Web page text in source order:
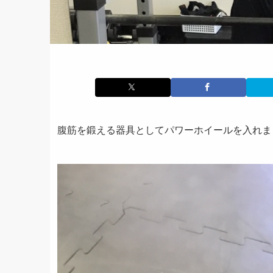
腹筋を鍛える器具としてパワーホイールを入れ